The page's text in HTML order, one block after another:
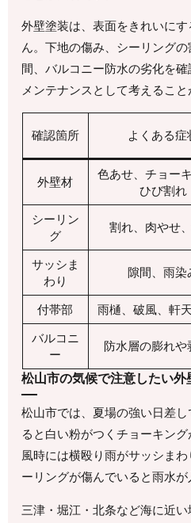
外壁塗装は、表面をきれいに
ん。下地の傷み、シーリング
間、バルコニー防水の劣化を
メンテナンスとして考えること
確認箇所 よくある症
外壁材
色あせ、チョーキ
ひび割れ
シーリン
グ
割れ、肉やせ
サッシま
わり
隙間、雨染
付帯部 雨樋、破風、軒
バルコニ
ー
防水層の膨れや
松山市の気候で注意したい外
松山市では、夏場の強い日差
ると白い粉がつくチョーキン
風時には横殴り雨がサッシま
ーリングが傷んでいると雨水が
三津・堀江・北条など海に近